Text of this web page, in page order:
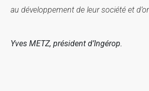
au développement de leur société et
Yves METZ, président d’Ingérop.